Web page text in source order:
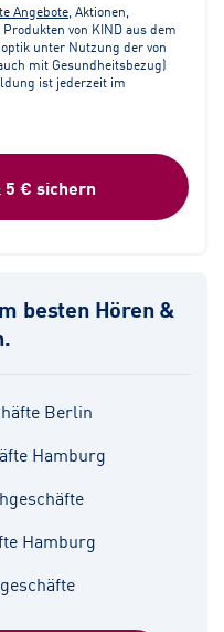
Angebote, Aktionen,
von KIND aus dem
unter Nutzung der von
mit Gesundheitsbezug)
ist jederzeit im
€ sichern
besten Hören &
Berlin
Hamburg
Hamburg